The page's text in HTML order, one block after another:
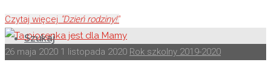
Szukaj
Czytaj więcej "Dzień rodziny!"
26 maja 2020 1 listopada 2020 Rok szkolny 2019-2020